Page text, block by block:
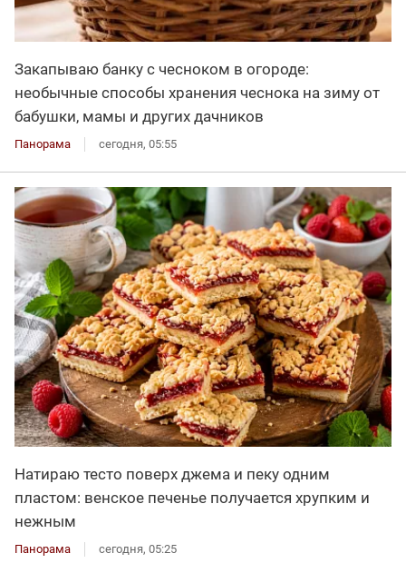
Закапываю банку с чесноком в огороде:
необычные способы хранения чеснока на зиму от
бабушки, мамы и других дачников
Панорама сегодня, 05:55
Натираю тесто поверх джема и пеку одним
пластом: венское печенье получается хрупким и
нежным
Панорама сегодня, 05:25